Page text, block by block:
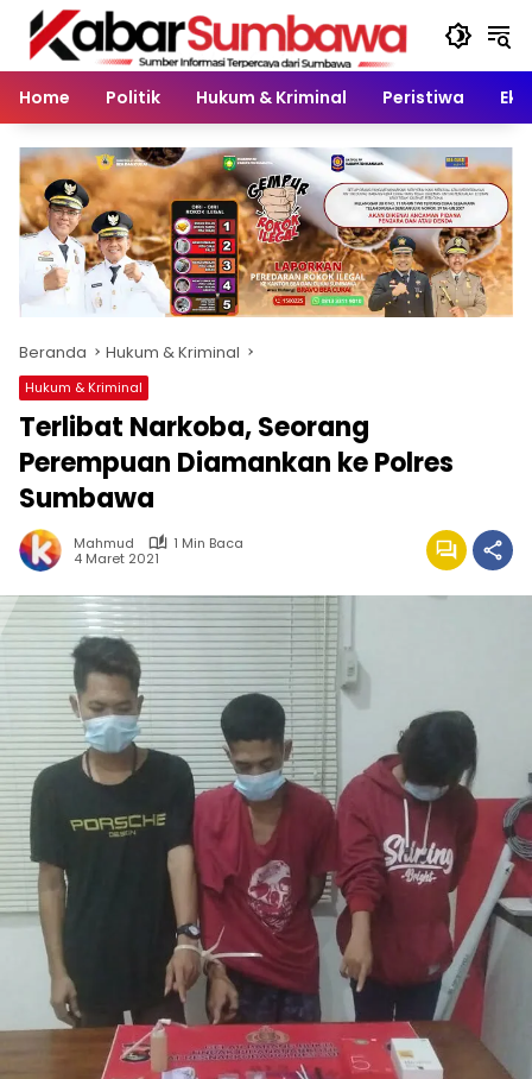
Langsung
konten
Home
Politik Hukum & Kriminal Peristiwa
Beranda Hukum & Kriminal
Hukum & Kriminal
Terlibat Narkoba, Seorang
Perempuan Diamankan ke Polres
Sumbawa
Mahmud
1 Min Baca
4 Maret 2021